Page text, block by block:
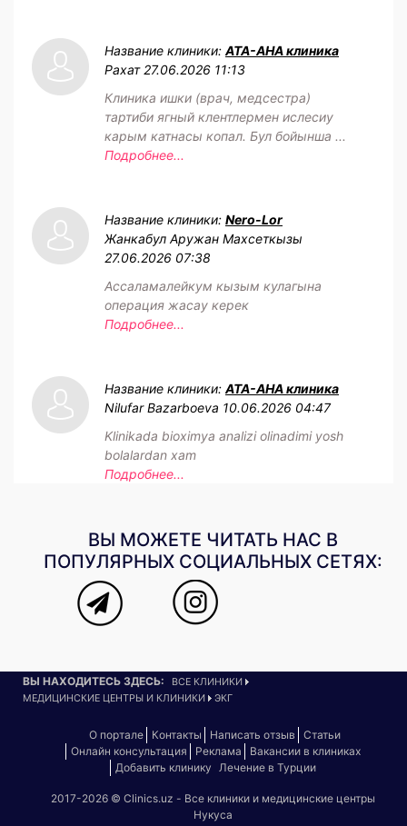
Название клиники: АТА-АНА клиника
Рахат 27.06.2026 11:13
Клиника ишки (врач, медсестра)
тартиби ягный клентлермен ислесиу
карым катнасы копал. Бул бойынша ...
Подробнее...
Название клиники: Nero-Lor
Жанкабул Аружан Махсеткызы
27.06.2026 07:38
Ассаламалейкум кызым кулагына
операция жасау керек
Подробнее...
Название клиники: АТА-АНА клиника
Nilufar Bazarboeva 10.06.2026 04:47
Klinikada bioximya analizi olinadimi yosh
bolalardan xam
Подробнее...
ВЫ МОЖЕТЕ ЧИТАТЬ НАС В
ПОПУЛЯРНЫХ СОЦИАЛЬНЫХ СЕТЯХ:
ВЫ НАХОДИТЕСЬ ЗДЕСЬ:
ВСЕ КЛИНИКИ
МЕДИЦИНСКИЕ ЦЕНТРЫ И КЛИНИКИ
ЭКГ
О портале Контакты Написать отзыв
Статьи
Онлайн консультация
Реклама
Вакансии в клиниках
Добавить клинику
Лечение в Турции
2017-2026 © Clinics.uz - Все клиники и медицинские центры
Нукуса